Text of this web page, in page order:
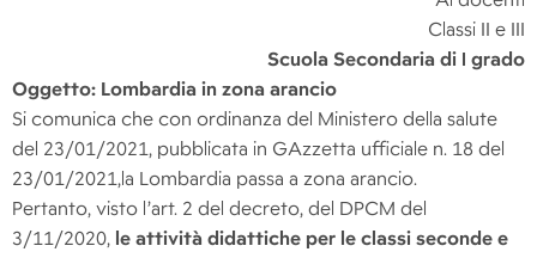
Classi II e III
Scuola Secondaria di I grado
Oggetto: Lombardia in zona arancio
Si comunica che con ordinanza del Ministero della salute
del 23/01/2021, pubblicata in GAzzetta ufficiale n. 18 del
23/01/2021,la Lombardia passa a zona arancio.
Pertanto, visto l’art. 2 del decreto, del DPCM del
3/11/2020, le attività didattiche per le classi seconde e